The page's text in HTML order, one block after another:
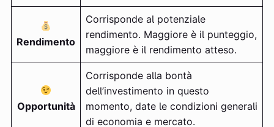
Rendimento
Corrisponde al potenziale
rendimento. Maggiore è il punteggio,
maggiore è il rendimento atteso.
Opportunità
Corrisponde alla bontà
dell’investimento in questo
momento, date le condizioni generali
di economia e mercato.